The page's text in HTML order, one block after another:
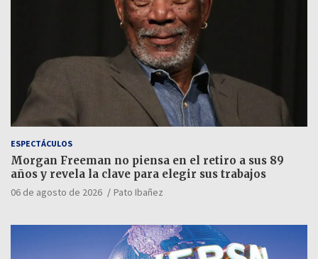
ESPECTÁCULOS
Morgan Freeman no piensa en el retiro a sus 89
años y revela la clave para elegir sus trabajos
06 de agosto de 2026 Pato Ibañez